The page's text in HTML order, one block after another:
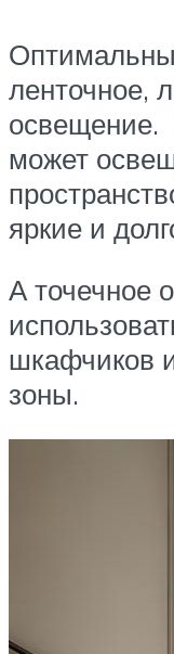
ленточное,
освещение.
может
яркие и
А точечное
шкафчиков
зоны.